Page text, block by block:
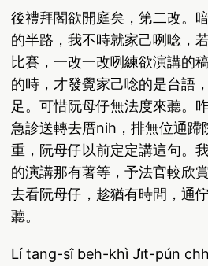
後禮拜閣欲開庭矣，第二改。
的半路，我不時就家己咧唸，
比賽，一改一改咧練欲演講的
的時，才發覺家己唸的是台語
足。可惜阮母仔無法度來聽。
急診送轉去厝nih，排無位通蹛
重，阮母仔以前定定講這句。
的演講那有著等，予法官較欣
去看阮母仔，趁猶有時間，通
聽。
Lí tang-sî beh-khì Ji̍t-pún